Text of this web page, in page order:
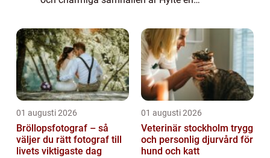
ung. Här b...
01 augusti 2026
Bröllopsfotograf – så
väljer du rätt fotograf till
livets viktigaste dag
01 augusti 2026
Veterinär stockholm trygg
och personlig djurvård för
hund och katt